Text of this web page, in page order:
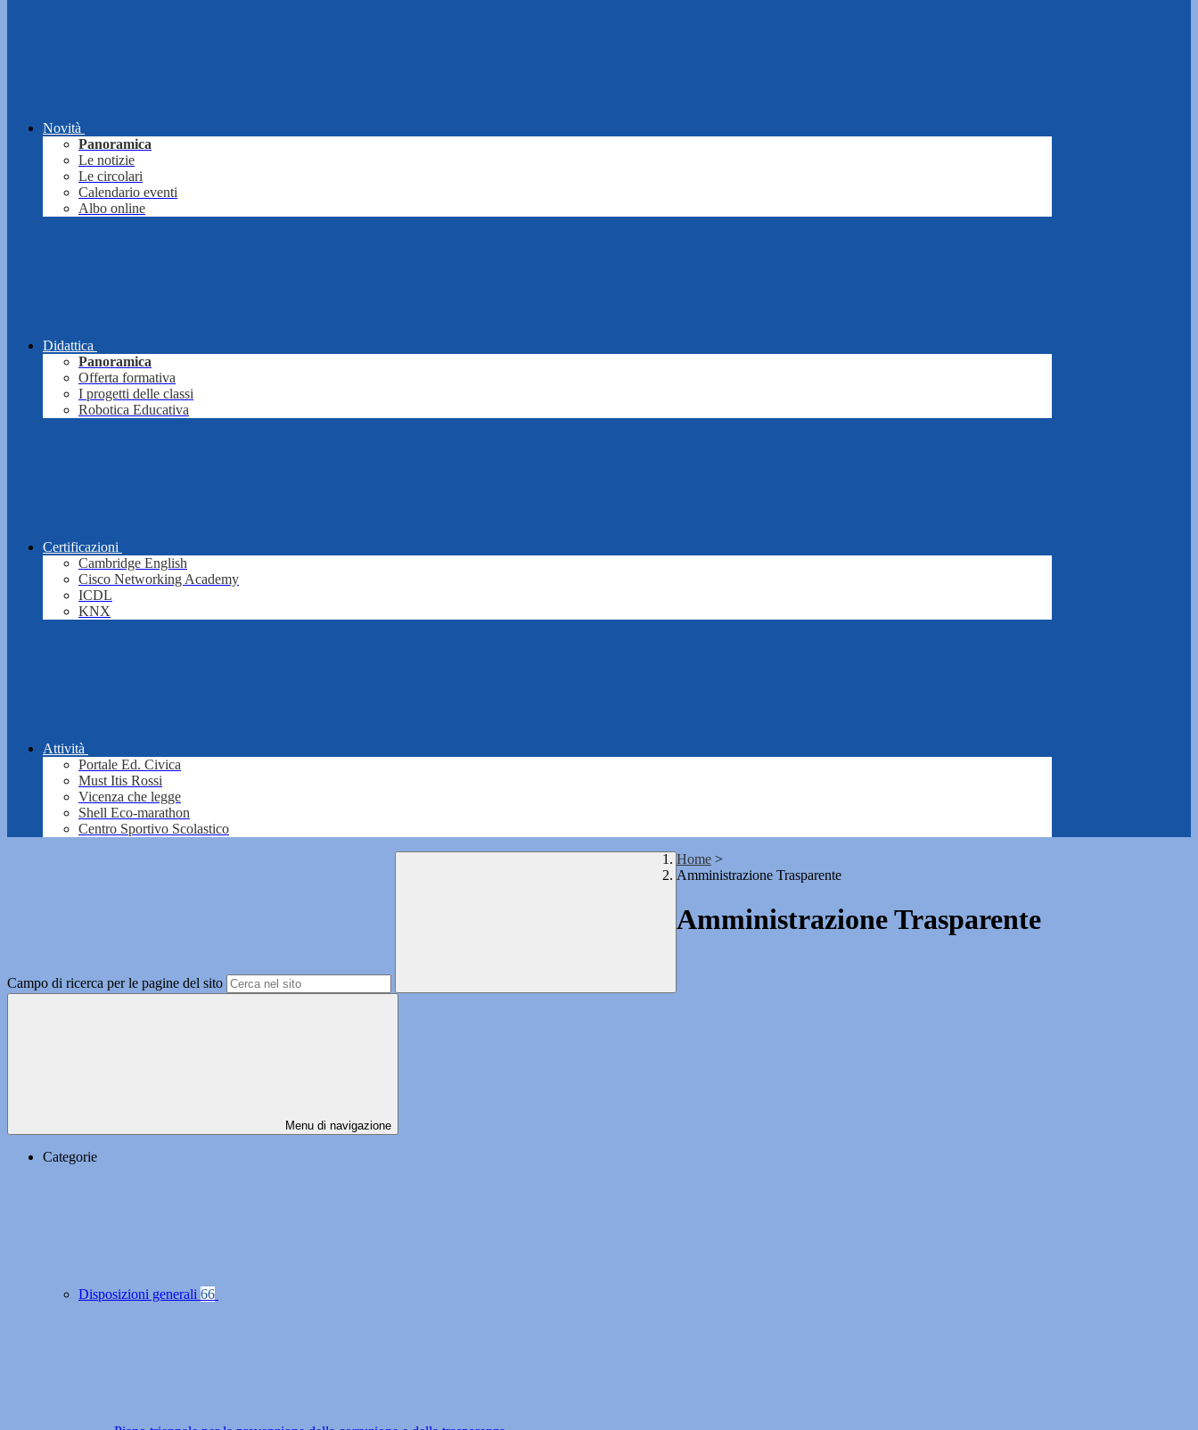
Novità
Panoramica
Le notizie
Le circolari
Calendario eventi
Albo online
Didattica
Panoramica
Offerta formativa
I progetti delle classi
Robotica Educativa
Certificazioni
Cambridge English
Cisco Networking Academy
ICDL
KNX
Attività
Portale Ed. Civica
Must Itis Rossi
Vicenza che legge
Shell Eco-marathon
Centro Sportivo Scolastico
Campo di ricerca per le pagine del sito
Home >
Amministrazione Trasparente
Amministrazione Trasparente
Menu di navigazione
Categorie
Disposizioni generali 66